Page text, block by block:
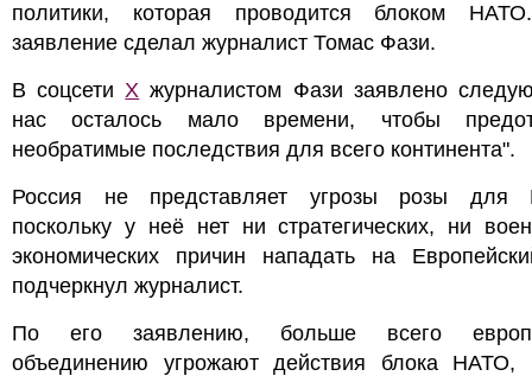
политики, которая проводится блоком
заявление сделал журналист Томас Фази.
В соцсетиX журналистом Фази заявлено
нас осталось мало времени, чтобы
необратимые последствия для всего континента".
Россия не представляет угрозы розы для
поскольку у неё нет ни стратегических, ни
экономических причин нападать на
подчеркнул журналист.
По его заявлению, больше всего
объединению угрожают действия блока НАТО,